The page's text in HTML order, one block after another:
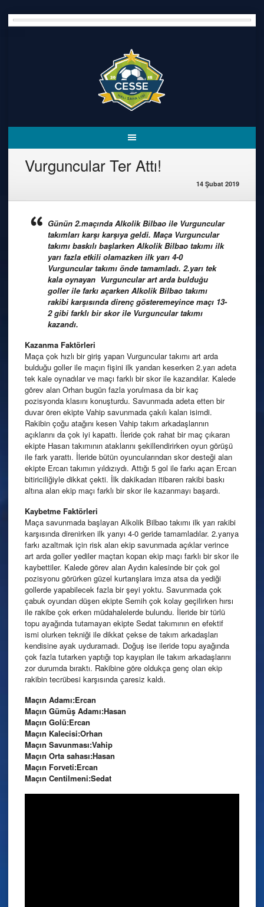
Skip
to
Vurguncular Ter Attı!
14 Şubat 2019
Günün 2.maçında Alkolik Bilbao ile Vurguncular
takımları karşı karşıya geldi. Maça Vurguncular
takımı baskılı başlarken Alkolik Bilbao takımı ilk
yarı fazla etkili olamazken ilk yarı 4-0
Vurguncular takımı önde tamamladı. 2.yarı tek
kala oynayan Vurguncular art arda bulduğu
goller ile farkı açarken Alkolik Bilbao takımı
rakibi karşısında direnç gösteremeyince maçı 13-
2 gibi farklı bir skor ile Vurguncular takımı
kazandı.
Kazanma Faktörleri
Maça çok hızlı bir giriş yapan Vurguncular takımı art arda
bulduğu goller ile maçın fişini ilk yarıdan keserken 2.yarı adeta
tek kale oynadılar ve maçı farklı bir skor ile kazandılar. Kalede
görev alan Orhan bugün fazla yorulmasa da bir kaç
pozisyonda klasını konuşturdu. Savunmada adeta etten bir
duvar ören ekipte Vahip savunmada çakılı kalan isimdi.
Rakibin çoğu atağını kesen Vahip takım arkadaşlarının
açıklarını da çok iyi kapattı. İleride çok rahat bir maç çıkaran
ekipte Hasan takımının ataklarını şekillendirirken oyun görüşü
ile fark yarattı. İleride bütün oyuncularından skor desteği alan
ekipte Ercan takımın yıldızıydı. Attığı 5 gol ile farkı açan Ercan
bitiriciliğiyle dikkat çekti. İlk dakikadan itibaren rakibi baskı
altına alan ekip maçı farklı bir skor ile kazanmayı başardı.
Kaybetme Faktörleri
Maça savunmada başlayan Alkolik Bilbao takımı ilk yarı rakibi
karşısında direnirken ilk yarıyı 4-0 geride tamamladılar. 2.yarıya
farkı azaltmak için risk alan ekip savunmada açıklar verince
art arda goller yediler maçtan kopan ekip maçı farklı bir skor ile
kaybettiler. Kalede görev alan Aydın kalesinde bir çok gol
pozisyonu görürken güzel kurtarışlara imza atsa da yediği
gollerde yapabilecek fazla bir şeyi yoktu. Savunmada çok
çabuk oyundan düşen ekipte Semih çok kolay geçilirken hırsı
ile rakibe çok erken müdahalelerde bulundu. İleride bir türlü
topu ayağında tutamayan ekipte Sedat takımının en efektif
ismi olurken tekniği ile dikkat çekse de takım arkadaşları
kendisine ayak uyduramadı. Doğuş ise ileride topu ayağında
çok fazla tutarken yaptığı top kayıpları ile takım arkadaşlarını
zor durumda bıraktı. Rakibine göre oldukça genç olan ekip
rakibin tecrübesi karşısında çaresiz kaldı.
Maçın Adamı:Ercan
Maçın Gümüş Adamı:Hasan
Maçın Golü:Ercan
Maçın Kalecisi:Orhan
Maçın Savunması:Vahip
Maçın Orta sahası:Hasan
Maçın Forveti:Ercan
Maçın Centilmeni:Sedat